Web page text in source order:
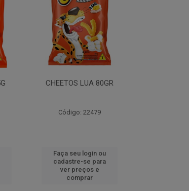
CHEETOS LUA 80GR
Código: 22479
Faça seu login ou
cadastre-se para
ver preços e
comprar